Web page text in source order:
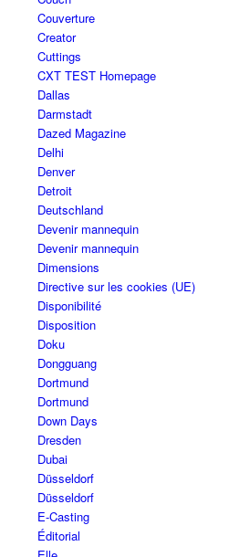
Couverture
Creator
Cuttings
CXT TEST Homepage
Dallas
Darmstadt
Dazed Magazine
Delhi
Denver
Detroit
Deutschland
Devenir mannequin
Devenir mannequin
Dimensions
Directive sur les cookies (UE)
Disponibilité
Disposition
Doku
Dongguang
Dortmund
Dortmund
Down Days
Dresden
Dubai
Düsseldorf
Düsseldorf
E-Casting
Éditorial